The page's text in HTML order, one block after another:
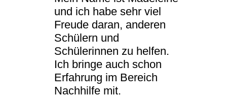
und ich habe sehr viel
Freude daran, anderen
Schülern und
Schülerinnen zu helfen.
Ich bringe auch schon
Erfahrung im Bereich
Nachhilfe mit.